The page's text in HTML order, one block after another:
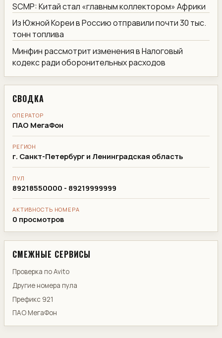
SCMP: Китай стал «главным коллектором» Африки
Из Южной Кореи в Россию отправили почти 30 тыс.
тонн топлива
Минфин рассмотрит изменения в Налоговый
кодекс ради оборонительных расходов
СВОДКА
ОПЕРАТОР
ПАО МегаФон
РЕГИОН
г. Санкт-Петербург и Ленинградская область
ПУЛ
89218550000 - 89219999999
АКТИВНОСТЬ НОМЕРА
0 просмотров
СМЕЖНЫЕ СЕРВИСЫ
Проверка по Avito
Другие номера пула
Префикс 921
ПАО МегаФон